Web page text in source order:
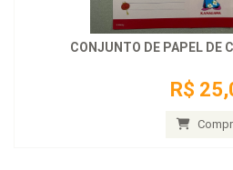
CONJUNTO DE PAPEL DE
R$